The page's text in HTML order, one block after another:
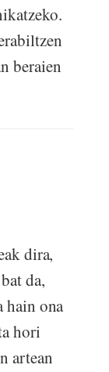
beraien
dira,
da,
hain ona
hori
artean